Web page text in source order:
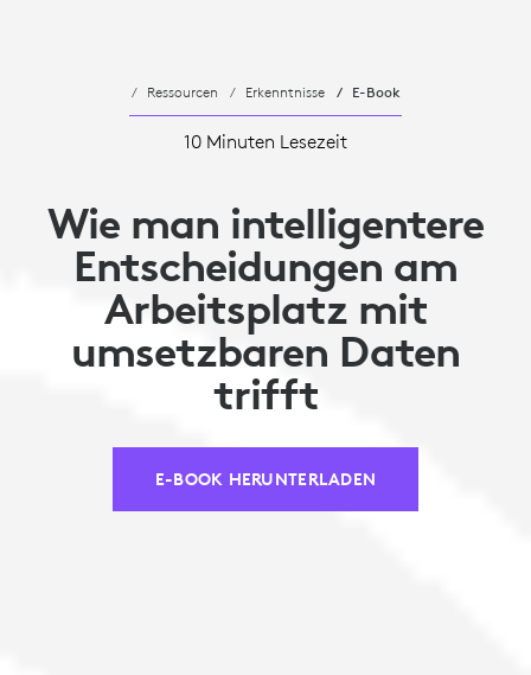
Ressourcen Erkenntnisse E-Book
10 Minuten Lesezeit
Wie man intelligentere
Entscheidungen am
Arbeitsplatz mit
umsetzbaren Daten
trifft
E-BOOK HERUNTERLADEN